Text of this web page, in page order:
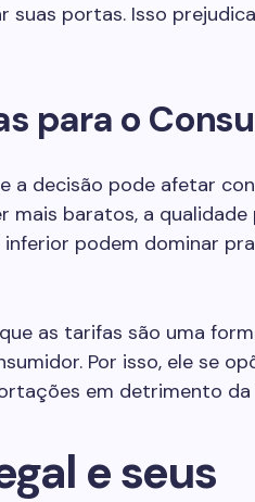
suas portas. Isso
para o
a decisão pode afetar
mais baratos, a qualidade
podem dominar
as tarifas são uma
Por isso, ele se
em detrimento
e seus